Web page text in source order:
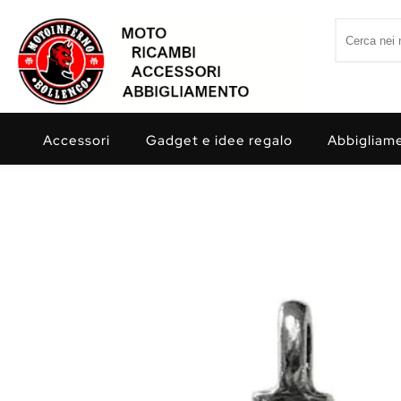
Accessori Gadget e idee regalo